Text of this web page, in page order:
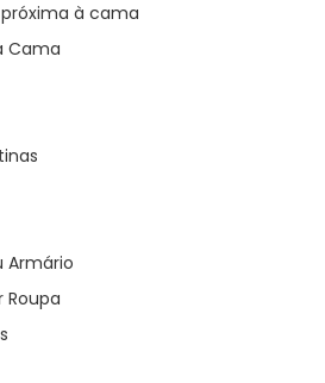
à cama
Cama
Armário
Roupa